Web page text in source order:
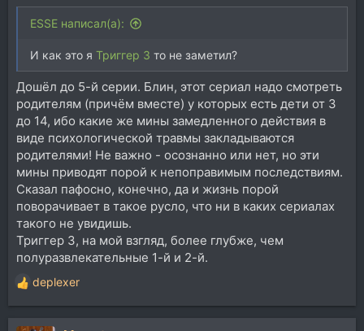
ESSE написал(а):
И как это я Триггер 3 то не заметил?
Дошёл до 5-й серии. Блин, этот сериал надо смотреть
родителям (причём вместе) у которых есть дети от 3
до 14, ибо какие же мины замедленного действия в
виде психологической травмы закладываются
родителями! Не важно - осознанно или нет, но эти
мины приводят порой к непоправимым последствиям.
Сказал пафосно, конечно, да и жизнь порой
поворачивает в такое русло, что ни в каких сериалах
такого не увидишь.
Триггер 3, на мой взгляд, более глубже, чем
полуразвлекательные 1-й и 2-й.
Р
е
а
deplexer